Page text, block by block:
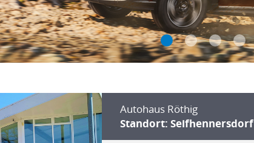
Autohaus Röthig
Standort: Seifhennersdorf